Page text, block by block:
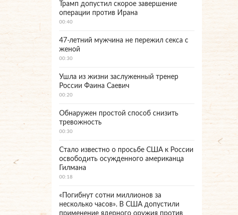
Трамп допустил скорое завершение
операции против Ирана
00:40
47-летний мужчина не пережил секса с
женой
00:30
Ушла из жизни заслуженный тренер
России Фаина Саевич
00:20
Обнаружен простой способ снизить
тревожность
00:30
Стало известно о просьбе США к России
освободить осужденного американца
Гилмана
00:18
«Погибнут сотни миллионов за
несколько часов». В США допустили
применение ядерного оружия против